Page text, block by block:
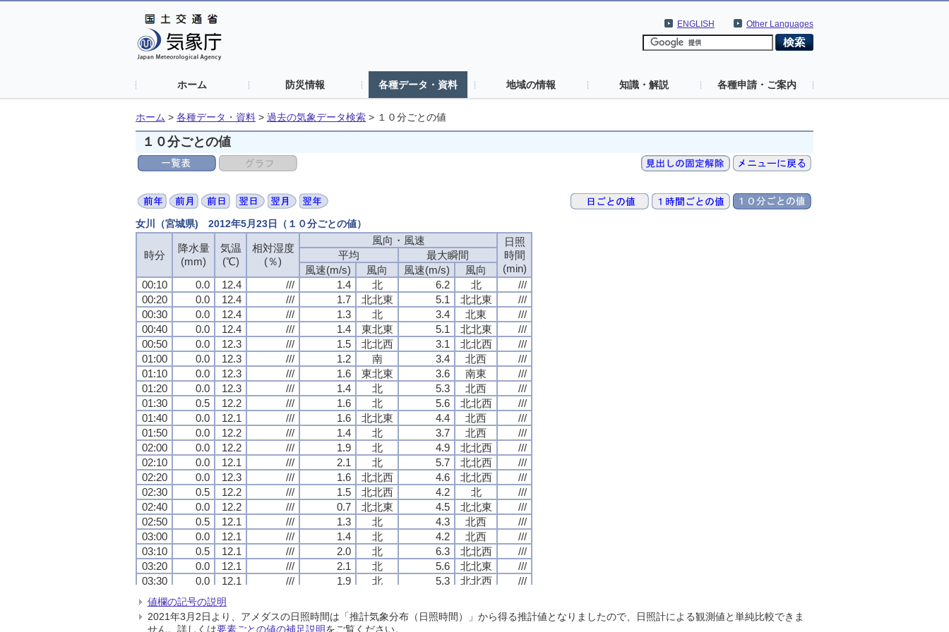
Other Languages
ENGLISH
ホーム 防災情報 各種データ・資料 地域の情報 知識・解説 各種申請・ご案内
ホーム > 各種データ・資料 > 過去の気象データ検索 > １０分ごとの値
１０分ごとの値
女川（宮城県) 2012年5月23日（１０分ごとの値）
時分
降水量
(mm)
気温
(℃)
相対湿度
(％)
風向・風速
日照
時間
(min)
平均
最大瞬間
風速(m/s)
風向 風速(m/s)
風向
00:10
0.0 12.4 /// 1.4 北 6.2 北
///
00:20
0.0 12.4 /// 1.7 北北東 5.1 北北東
///
00:30
0.0 12.4 /// 1.3 北 3.4 北東
///
00:40
0.0 12.4 /// 1.4 東北東 5.1 北北東
///
00:50
0.0 12.3 /// 1.5 北北西 3.1 北北西
///
01:00
0.0 12.3 /// 1.2 南 3.4 北西
///
01:10
0.0 12.3 /// 1.6 東北東 3.6 南東
///
01:20
0.0 12.3 /// 1.4 北 5.3 北西
///
01:30
0.5 12.2 /// 1.6 北 5.6 北北西
///
01:40
0.0 12.1 /// 1.6 北北東 4.4 北西
///
01:50
0.0 12.2 /// 1.4 北 3.7 北西
///
02:00
0.0 12.2 /// 1.9 北 4.9 北北西
///
02:10
0.0 12.1 /// 2.1 北 5.7 北北西
///
02:20
0.0 12.3 /// 1.6 北北西 4.6 北北西
///
02:30
0.5 12.2 /// 1.5 北北西 4.2 北
///
02:40
0.0 12.2 /// 0.7 北北東 4.5 北北東
///
02:50
0.5 12.1 /// 1.3 北 4.3 北西
///
03:00
0.0 12.1 /// 1.4 北 4.2 北西
///
03:10
0.5 12.1 /// 2.0 北 6.3 北北西
///
03:20
0.0 12.1 /// 2.1 北 5.6 北北東
///
03:30
0.0 12.1 /// 1.9 北 5.3 北北西
///
03:40
0.0 12.0
03:50
0.5 12.0 /// 2.0 北北西 7.1 北北西
///
04:00
0.0 12.1 /// 1.9 北北西 3.9 北北西 ///
時分
降水量
(mm)
気温
(℃)
相対湿度
(％)
風向・風速
日照
時間
(min)
平均
最大瞬間
風速(m/s)
風向 風速(m/s)
風向
00:10
0.0 12.4 /// 1.4 北 6.2 北
///
00:20
0.0 12.4 /// 1.7 北北東 5.1 北北東
///
00:30
0.0 12.4 /// 1.3 北 3.4 北東
///
00:40
0.0 12.4 /// 1.4 東北東 5.1 北北東
///
00:50
0.0 12.3 /// 1.5 北北西 3.1 北北西
///
01:00
0.0 12.3 /// 1.2 南 3.4 北西
///
01:10
0.0 12.3 /// 1.6 東北東 3.6 南東
///
01:20
0.0 12.3 /// 1.4 北 5.3 北西
///
01:30
0.5 12.2 /// 1.6 北 5.6 北北西
///
01:40
0.0 12.1 /// 1.6 北北東 4.4 北西
///
01:50
0.0 12.2 /// 1.4 北 3.7 北西
///
02:00
0.0 12.2 /// 1.9 北 4.9 北北西
///
02:10
0.0 12.1 /// 2.1 北 5.7 北北西
///
02:20
0.0 12.3 /// 1.6 北北西 4.6 北北西
///
02:30
0.5 12.2 /// 1.5 北北西 4.2 北
///
02:40
0.0 12.2 /// 0.7 北北東 4.5 北北東
///
02:50
0.5 12.1 /// 1.3 北 4.3 北西
///
03:00
0.0 12.1 /// 1.4 北 4.2 北西
///
03:10
0.5 12.1 /// 2.0 北 6.3 北北西
///
03:20
0.0 12.1 /// 2.1 北 5.6 北北東
///
03:30
0.0 12.1 /// 1.9 北 5.3 北北西
///
03:40
0.0 12.0
03:50
0.5 12.0 /// 2.0 北北西 7.1 北北西
///
04:00
0.0 12.1 /// 1.9 北北西 3.9 北北西 ///
時分
降水量
(mm)
気温
(℃)
相対湿度
(％)
風向・風速
日照
時間
(min)
平均
最大瞬間
風速(m/s)
風向 風速(m/s)
風向
00:10
0.0 12.4 /// 1.4 北 6.2 北
///
00:20
0.0 12.4 /// 1.7 北北東 5.1 北北東
///
00:30
0.0 12.4 /// 1.3 北 3.4 北東
///
00:40
0.0 12.4 /// 1.4 東北東 5.1 北北東
///
00:50
0.0 12.3 /// 1.5 北北西 3.1 北北西
///
01:00
0.0 12.3 /// 1.2 南 3.4 北西
///
01:10
0.0 12.3 /// 1.6 東北東 3.6 南東
///
01:20
0.0 12.3 /// 1.4 北 5.3 北西
///
01:30
0.5 12.2 /// 1.6 北 5.6 北北西
///
01:40
0.0 12.1 /// 1.6 北北東 4.4 北西
///
01:50
0.0 12.2 /// 1.4 北 3.7 北西
///
02:00
0.0 12.2 /// 1.9 北 4.9 北北西
///
02:10
0.0 12.1 /// 2.1 北 5.7 北北西
///
02:20
0.0 12.3 /// 1.6 北北西 4.6 北北西
///
02:30
0.5 12.2 /// 1.5 北北西 4.2 北
///
02:40
0.0 12.2 /// 0.7 北北東 4.5 北北東
///
02:50
0.5 12.1 /// 1.3 北 4.3 北西
///
03:00
0.0 12.1 /// 1.4 北 4.2 北西
///
03:10
0.5 12.1 /// 2.0 北 6.3 北北西
///
03:20
0.0 12.1 /// 2.1 北 5.6 北北東
///
03:30
0.0 12.1 /// 1.9 北 5.3 北北西
///
03:40
0.0 12.0
03:50
0.5 12.0 /// 2.0 北北西 7.1 北北西
///
04:00
0.0 12.1 /// 1.9 北北西 3.9 北北西 ///
時分
降水量
(mm)
気温
(℃)
相対湿度
(％)
風向・風速
日照
時間
(min)
平均
最大瞬間
風速(m/s)
風向 風速(m/s)
風向
00:10
0.0 12.4 /// 1.4 北 6.2 北
///
00:20
0.0 12.4 /// 1.7 北北東 5.1 北北東
///
00:30
0.0 12.4 /// 1.3 北 3.4 北東
///
00:40
0.0 12.4 /// 1.4 東北東 5.1 北北東
///
00:50
0.0 12.3 /// 1.5 北北西 3.1 北北西
///
01:00
0.0 12.3 /// 1.2 南 3.4 北西
///
01:10
0.0 12.3 /// 1.6 東北東 3.6 南東
///
01:20
0.0 12.3 /// 1.4 北 5.3 北西
///
01:30
0.5 12.2 /// 1.6 北 5.6 北北西
///
01:40
0.0 12.1 /// 1.6 北北東 4.4 北西
///
01:50
0.0 12.2 /// 1.4 北 3.7 北西
///
02:00
0.0 12.2 /// 1.9 北 4.9 北北西
///
02:10
0.0 12.1 /// 2.1 北 5.7 北北西
///
02:20
0.0 12.3 /// 1.6 北北西 4.6 北北西
///
02:30
0.5 12.2 /// 1.5 北北西 4.2 北
///
02:40
0.0 12.2 /// 0.7 北北東 4.5 北北東
///
02:50
0.5 12.1 /// 1.3 北 4.3 北西
///
03:00
0.0 12.1 /// 1.4 北 4.2 北西
///
03:10
0.5 12.1 /// 2.0 北 6.3 北北西
///
03:20
0.0 12.1 /// 2.1 北 5.6 北北東
///
03:30
0.0 12.1 /// 1.9 北 5.3 北北西
///
03:40
0.0 12.0
03:50
0.5 12.0 /// 2.0 北北西 7.1 北北西
///
04:00
0.0 12.1 /// 1.9 北北西 3.9 北北西 ///
値欄の記号の説明
2021年3月2日より、アメダスの日照時間は「推計気象分布（日照時間）」から得る推計値となりましたので、日照計による観測値と単純比較できま
せん。詳しくは要素ごとの値の補足説明をご覧ください。